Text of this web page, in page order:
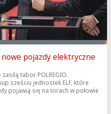
nowe pojazdy elektryczne
tabor POLREGIO.
sześciu jednostek ELF, które
pojawią się na torach w połowie